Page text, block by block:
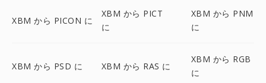
XBM から PICON に
XBM から PICT
に
XBM から PNM
に
XBM から PSD に XBM から RAS に
XBM から RGB
に